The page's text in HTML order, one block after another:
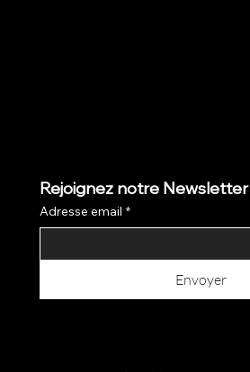
Rejoignez notre Newsletter
Adresse email *
Envoyer